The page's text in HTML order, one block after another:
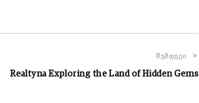
შემდეგი
Realtyna Exploring the Land of Hidden Gems